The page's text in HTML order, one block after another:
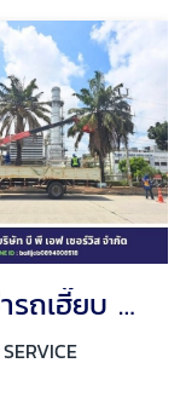
ให้เช่ารถเฮี๊ยบ ระยอง